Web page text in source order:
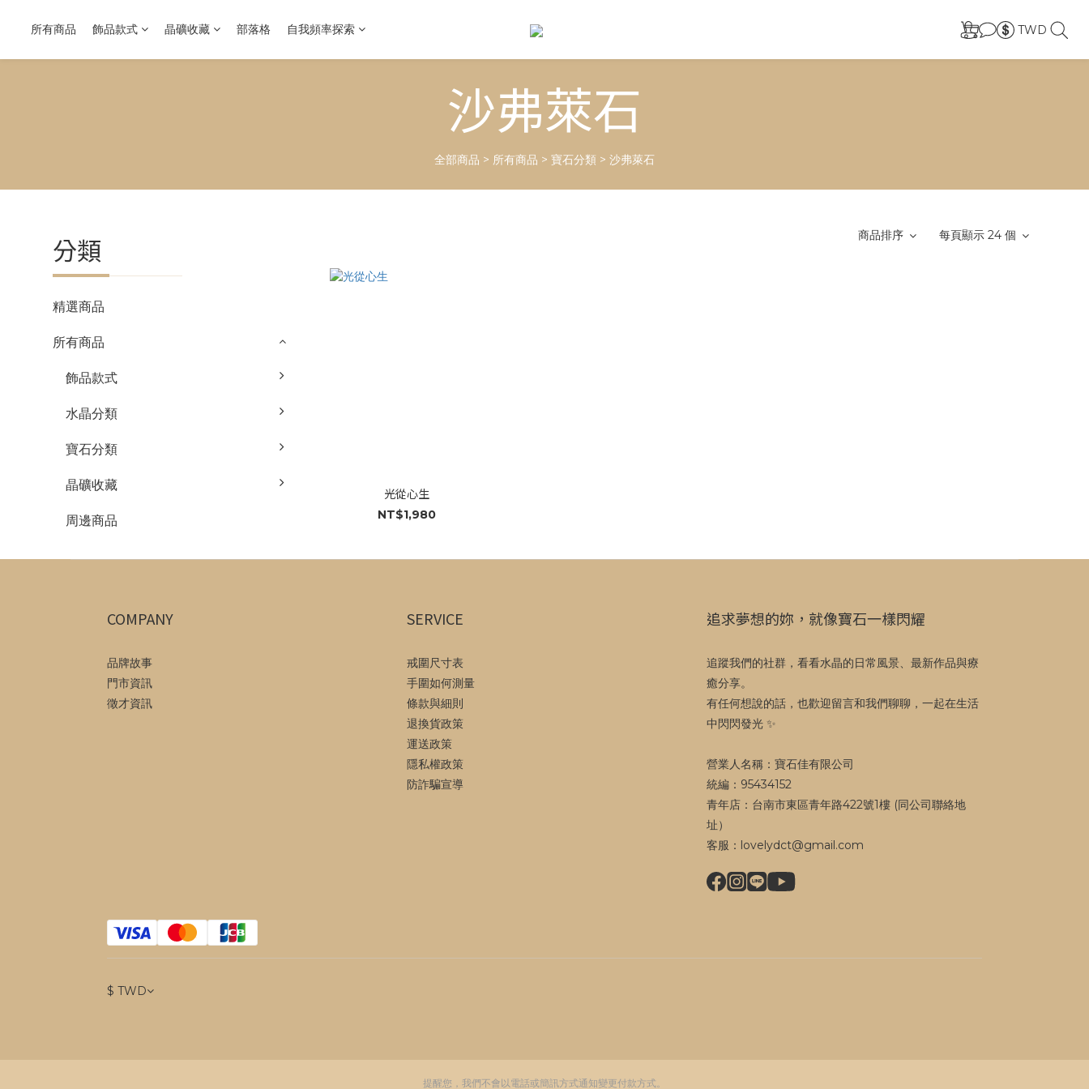
所有商品 飾品款式 晶礦收藏 部落格 自我頻率探索 TWD
沙弗萊石
全部商品 > 所有商品 > 寶石分類 > 沙弗萊石
分類
精選商品
所有商品
飾品款式
水晶分類
寶石分類
晶礦收藏
周邊商品
商品排序 每頁顯示 24 個
光從心生
NT$1,980
COMPANY
品牌故事
門市資訊
徵才資訊
SERVICE
戒圍尺寸表
手圍如何測量
條款與細則
退換貨政策
運送政策
隱私權政策
防詐騙宣導
追求夢想的妳，就像寶石一樣閃耀
追蹤我們的社群，看看水晶的日常風景、最新作品與療
癒分享。
有任何想說的話，也歡迎留言和我們聊聊，一起在生活
中閃閃發光 ✨
營業人名稱：寶石佳有限公司
統編：95434152
青年店：台南市東區青年路422號1樓 (同公司聯絡地
址）
客服：lovelydct@gmail.com
$ TWD
提醒您，我們不會以電話或簡訊方式通知變更付款方式。